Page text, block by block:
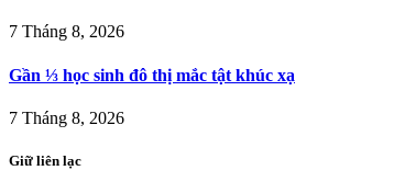
7 Tháng 8, 2026
Gần ⅓ học sinh đô thị mắc tật khúc xạ
7 Tháng 8, 2026
Giữ liên lạc